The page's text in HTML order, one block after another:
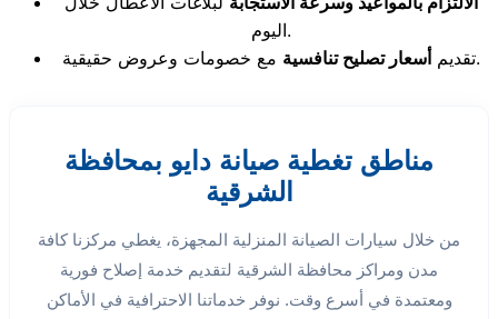
اليوم.
تقديم أسعار تصليح تنافسية مع خصومات وعروض حقيقية.
مناطق تغطية صيانة دايو بمحافظة
الشرقية
من خلال سيارات الصيانة المنزلية المجهزة، يغطي مركزنا كافة
مدن ومراكز محافظة الشرقية لتقديم خدمة إصلاح فورية
ومعتمدة في أسرع وقت. نوفر خدماتنا الاحترافية في الأماكن